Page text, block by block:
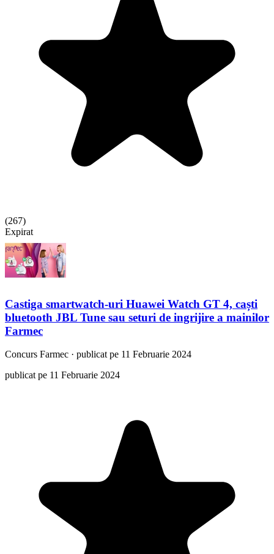
(267)
Expirat
Castiga smartwatch-uri Huawei Watch GT 4, caști
bluetooth JBL Tune sau seturi de ingrijire a mainilor
Farmec
Concurs Farmec · publicat pe 11 Februarie 2024
publicat pe 11 Februarie 2024